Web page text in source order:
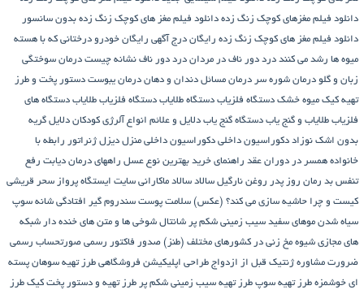
دانلود فیلم مغزهای کوچک زنگ زده دانلود فیلم مغز های کوچک زنگ زده بدون سانسور
دانلود فیلم مغز های کوچک زنگ زده رایگان درج آگهی رایگان خودرو درختانی که با هسته
میوه ها رشد می کنند درد دور ناف در مردان درد دور ناف نشانه چیست درمان سوختگی
زبان و گلو درمان شوره سر درمان مسائل دندان و دهان درمان یبوست دستور پخت و طرز
تهیه کیک میوه خشک دستگاه فلزیاب دستگاه‌ طلایاب دستگاه‌ فلزیاب طلایاب دستگاه‌ های
فلزیاب طلایاب و گنج‌ یاب دستگاه‌ گنج‌ یاب دلایل و علائم انواع آلرژی کودکان دلایل گریه
بدون اشک نوزاد دکوراسیون داخلی دکوراسیون داخلی منزل دیزل ژنراتور رابطه با
خانواده همسر در دوران عقد راهنمای خرید بهترین نوع عسل راههای درمان دیابت رفع
تنفس بد رمان روز پدر روغن نارگیل سالاد سالاد ماکارانی سایت ایستگاه پرواز سحر قریشی
کیست و چرا حاشیه سازی می کند؟ (عکس) سلامت پوست سندروم گیر افتادگی شانه سوپ
سیاه شدن موهای سفید سیب زمینی شکم پر شانتال شوخی ها و متن های خنده دار شبکه
های مجازی شیوه مخ زنی در کشورهای مختلف (طنز) صدور فاکتور رسمی صورتحساب رسمی
ضرورت مشاوره ژنتیک قبل از ازدواج طراحی اپلیکیشن فروشگاهی طرز تهیه سوهان پسته
ای خوشمزه طرز تهیه سوپ طرز تهیه سیب زمینی شکم پر طرز تهیه و دستور پخت کیک طرز